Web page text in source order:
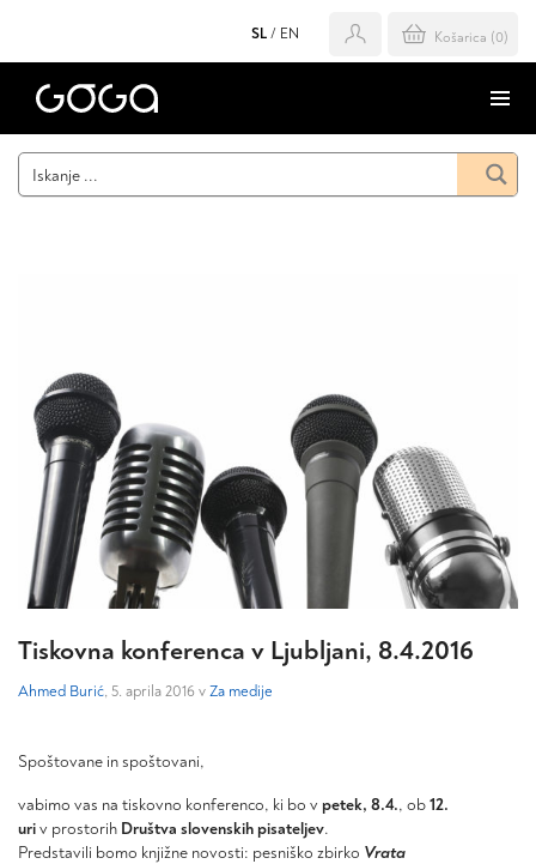
SL / EN Košarica (0)
Tiskovna konferenca v Ljubljani, 8.4.2016
Ahmed Burić, 5. aprila 2016 vZa medije
Spoštovane in spoštovani,
vabimo vas na tiskovno konferenco, ki bo v petek, 8.4., ob12.
uriv prostorih Društva slovenskih pisateljev.
Predstavili bomo knjižne novosti: pesniško zbirko Vrata